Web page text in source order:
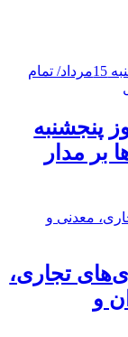
پنجشنبه
بر مدار
تجاری،
و